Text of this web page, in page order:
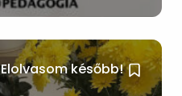
Elolvasom később!